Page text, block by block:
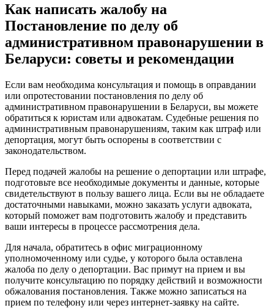
Как написать жалобу на
Постановление по делу об
административном правонарушении в
Беларуси: советы и рекомендации
Если вам необходима консультация и помощь в оправдании
или опротестовании постановления по делу об
административном правонарушении в Беларуси, вы можете
обратиться к юристам или адвокатам. Судебные решения по
административным правонарушениям, таким как штраф или
депортация, могут быть оспорены в соответствии с
законодательством.
Перед подачей жалобы на решение о депортации или штрафе,
подготовьте все необходимые документы и данные, которые
свидетельствуют в пользу вашего лица. Если вы не обладаете
достаточными навыками, можно заказать услуги адвоката,
который поможет вам подготовить жалобу и представить
ваши интересы в процессе рассмотрения дела.
Для начала, обратитесь в офис миграционному
уполномоченному или судье, у которого была оставлена
жалоба по делу о депортации. Вас примут на прием и вы
получите консультацию по порядку действий и возможности
обжалования постановления. Также можно записаться на
прием по телефону или через интернет-заявку на сайте.